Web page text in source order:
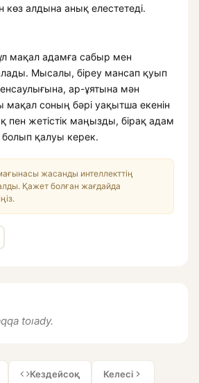
көз алдына анық елестетеді.
мақал адамға сабыр мен
Мысалы, біреу мансап қуып
ар-ұятына мән
мақал соның бәрі уақытша екенін
пен жетістік маңызды, бірақ адам
қалуы керек.
жасанды интеллекттің
Қажет болған жағдайда
toıady.
Кездейсоқ Келесі